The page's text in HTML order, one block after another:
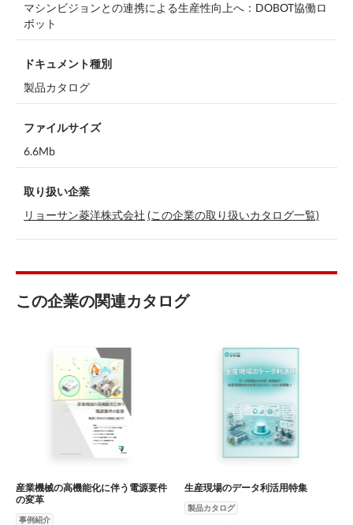
マシンビジョンとの連携による生産性向上へ：DOBOT協働ロ
ボット
ドキュメント種別
製品カタログ
ファイルサイズ
6.6Mb
取り扱い企業
リョーサン菱洋株式会社 (この企業の取り扱いカタログ一覧)
この企業の関連カタログ
産業機械の高機能化に伴う電源要件
の変革
事例紹介
生産現場のデータ利活用特集
製品カタログ